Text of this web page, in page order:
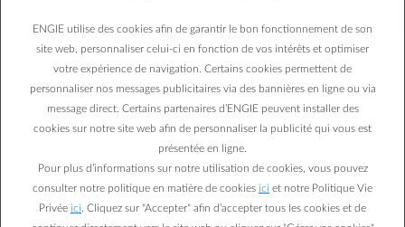
Vous ne pouvez pas la supprimer, mais vous pouvez changer la
méthode :
Clé d’accès (Passkey)
Code SMS
ENGIE utilise des cookies afin de garantir le bon fonctionnement de son
site web, personnaliser celui-ci en fonction de vos intérêts et optimiser
votre expérience de navigation. Certains cookies permettent de
personnaliser nos messages publicitaires via des bannières en ligne ou via
message direct. Certains partenaires d’ENGIE peuvent installer des
cookies sur notre site web afin de personnaliser la publicité qui vous est
présentée en ligne.
Pour plus d’informations sur notre utilisation de cookies, vous pouvez
consulter notre politique en matière de cookies ici et notre Politique Vie
Privée ici . Cliquez sur "Accepter" afin d’accepter tous les cookies et de